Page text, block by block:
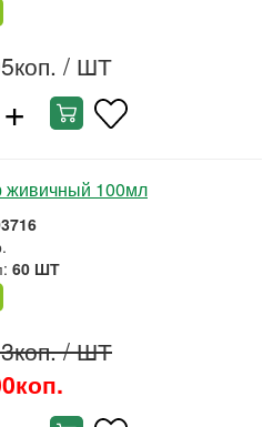
/ ШТ
+
живичный 100мл
60 ШТ
/ ШТ